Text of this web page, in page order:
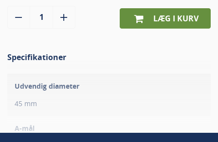
LÆG I KURV
Specifikationer
Udvendig diameter
45 mm
A-mål